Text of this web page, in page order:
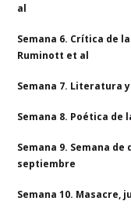
al
Semana 6. Crítica de
Ruminott et al
Semana 7. Literatura
Semana 8. Poética de
Semana 9. Semana
septiembre
Semana 10. Masacre,